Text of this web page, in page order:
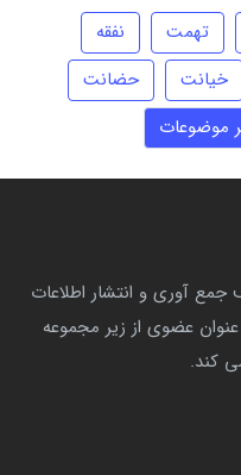
تهمت
نفقه
خیانت
حضانت
موضوعات
از سال 1394 با هدف جمع آوری و انتشار اطلاعات
عضوی از زیر مجموعه
کند.